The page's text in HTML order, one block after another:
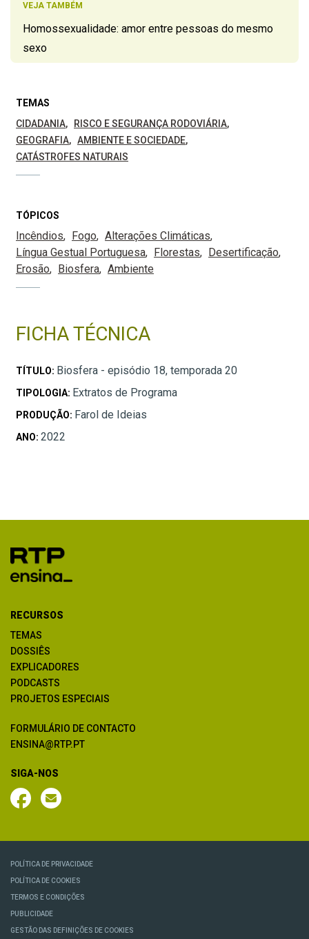
VEJA TAMBÉM
Homossexualidade: amor entre pessoas do mesmo
sexo
TEMAS
CIDADANIA
RISCO E SEGURANÇA RODOVIÁRIA
GEOGRAFIA
AMBIENTE E SOCIEDADE
CATÁSTROFES NATURAIS
TÓPICOS
Incêndios Fogo
Alterações Climáticas
Língua Gestual Portuguesa
Florestas
Desertificação
Erosão
Biosfera Ambiente
FICHA TÉCNICA
TÍTULO: Biosfera - episódio 18, temporada 20
TIPOLOGIA: Extratos de Programa
PRODUÇÃO: Farol de Ideias
ANO: 2022
RECURSOS
TEMAS
DOSSIÊS
EXPLICADORES
PODCASTS
PROJETOS ESPECIAIS
FORMULÁRIO DE CONTACTO
ENSINA@RTP.PT
SIGA-NOS
POLÍTICA DE PRIVACIDADE
POLÍTICA DE COOKIES
TERMOS E CONDIÇÕES
PUBLICIDADE
GESTÃO DAS DEFINIÇÕES DE COOKIES